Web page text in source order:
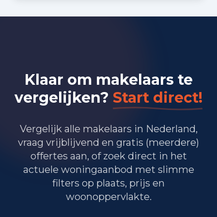
50
75
Overheid, onderwijs en zorg 45
Landbouw, bosbouw en visserij 30
Vervoer, informatie en communicatie
Financiele diensten en onroerendgoed
Klaar om makelaars te
vergelijken? Start direct!
Vergelijk alle makelaars in Nederland,
vraag vrijblijvend en gratis (meerdere)
offertes aan, of zoek direct in het
actuele woningaanbod met slimme
filters op plaats, prijs en
woonoppervlakte.